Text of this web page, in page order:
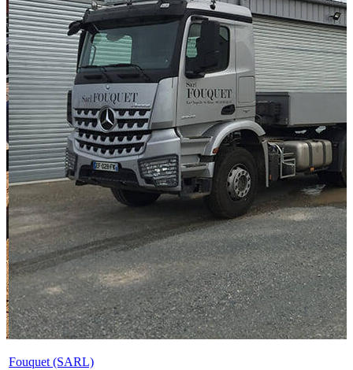
Fouquet (SARL)